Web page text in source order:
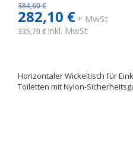
384,60 €
282,10 €+ MwSt
335,70 € inkl. MwSt
Horizontaler Wickeltisch für
Toiletten mit Nylon-